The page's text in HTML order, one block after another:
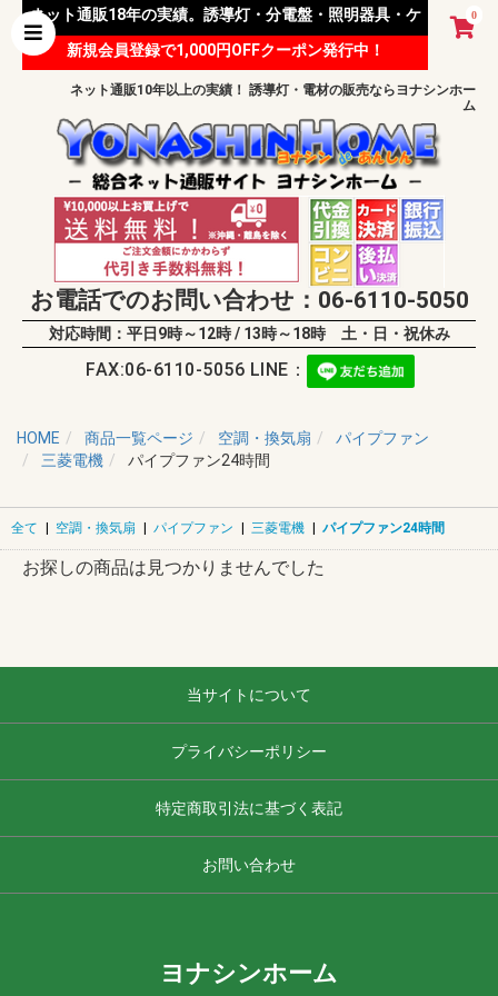
0
ネット通販18年の実績。誘導灯・分電盤・照明器具・ケ
ーブル等 様々な資材を取り扱っています。
新規会員登録で1,000円OFFクーポン発行中！
ネット通販10年以上の実績！ 誘導灯・電材の販売ならヨナシンホー
ム
お電話でのお問い合わせ：06-6110-5050
対応時間：平日9時～12時 / 13時～18時 土・日・祝休み
FAX:06-6110-5056 LINE：
HOME 商品一覧ページ 空調・換気扇
パイプファン
三菱電機
パイプファン24時間
全て | 空調・換気扇 | パイプファン | 三菱電機 | パイプファン24時間
お探しの商品は見つかりませんでした
当サイトについて
プライバシーポリシー
特定商取引法に基づく表記
お問い合わせ
ヨナシンホーム